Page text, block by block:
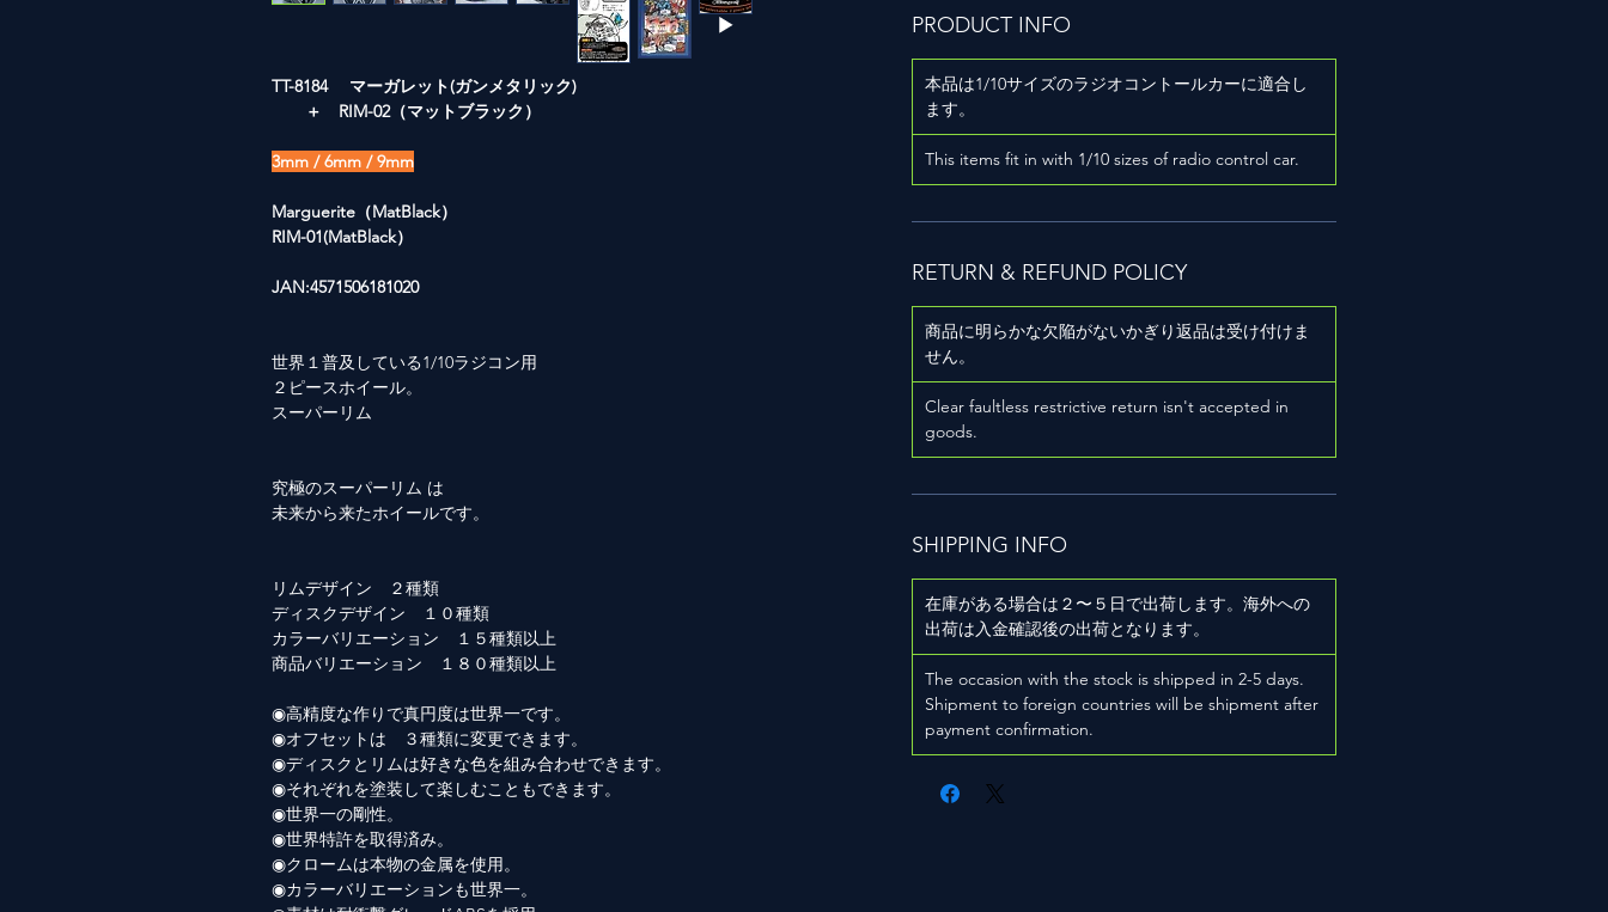
TT-8184 マーガレット(ガンメタリック)
＋ RIM-02（マットブラック）
3mm / 6mm / 9mm
Marguerite（MatBlack）
RIM-01(MatBlack）
JAN:4571506181020
世界１普及している1/10ラジコン用
２ピースホイール。
スーパーリム
究極のスーパーリム は
未来から来たホイールです。
リムデザイン ２種類
ディスクデザイン １０種類
カラーバリエーション １５種類以上
商品バリエーション １８０種類以上
◉高精度な作りで真円度は世界一です。
◉オフセットは ３種類に変更できます。
◉ディスクとリムは好きな色を組み合わせできます。
◉それぞれを塗装して楽しむこともできます。
◉世界一の剛性。
◉世界特許を取得済み。
◉クロームは本物の金属を使用。
◉カラーバリエーションも世界一。
PRODUCT INFO
本品は1/10サイズのラジオコントールカーに適合し
ます。
This items fit in with 1/10 sizes of radio control car.
RETURN & REFUND POLICY
商品に明らかな欠陥がないかぎり返品は受け付けま
せん。
Clear faultless restrictive return isn't accepted in
goods.
SHIPPING INFO
在庫がある場合は２〜５日で出荷します。海外への
出荷は入金確認後の出荷となります。
The occasion with the stock is shipped in 2-5 days.
Shipment to foreign countries will be shipment after
payment confirmation.